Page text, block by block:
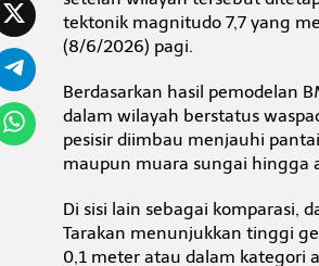
i
k
a
v
i
g
a
i
C
tektonik magnitudo 7,7 yang
(8/6/2026) pagi.
Berdasarkan hasil pemodelan
dalam wilayah berstatus
pesisir diimbau menjauhi
maupun muara sungai hingga
Di sisi lain sebagai komparasi,
Tarakan menunjukkan tinggi
0,1 meter atau dalam kategori